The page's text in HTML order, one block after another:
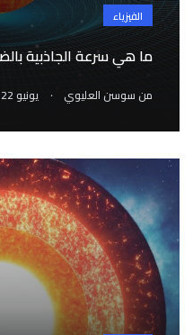
الفيزياء
ما هي سرعة الجاذبية
من سوسن العليوي . يونيو 22, 2023